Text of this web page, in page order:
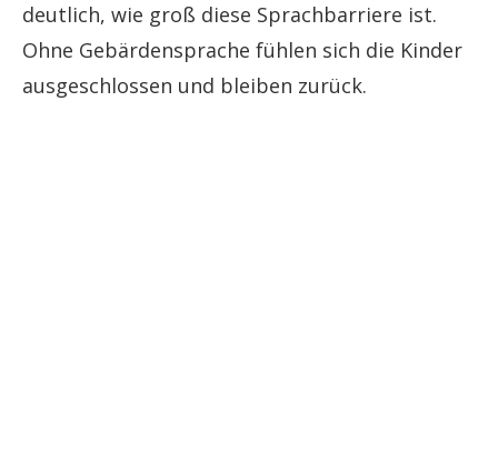
deutlich, wie groß diese Sprachbarriere ist.
Ohne Gebärdensprache fühlen sich die Kinder
ausgeschlossen und bleiben zurück.